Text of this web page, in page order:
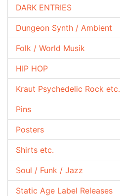
DARK ENTRIES
Dungeon Synth / Ambient
Folk / World Musik
HIP HOP
Kraut Psychedelic Rock etc.
Pins
Posters
Shirts etc.
Soul / Funk / Jazz
Static Age Label Releases